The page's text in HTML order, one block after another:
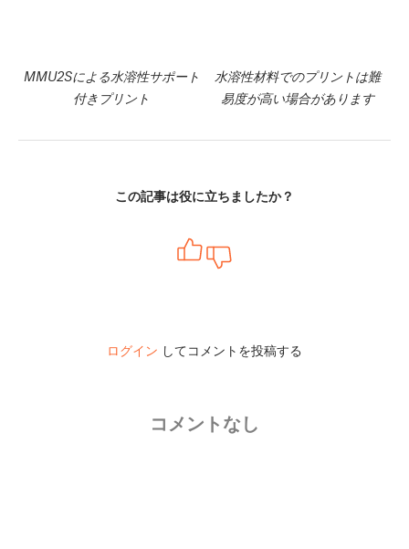
MMU2Sによる水溶性サポート
付きプリント
水溶性材料でのプリントは難
易度が高い場合があります
この記事は役に立ちましたか？
ログイン してコメントを投稿する
コメントなし